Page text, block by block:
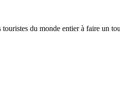
du monde entier à faire un